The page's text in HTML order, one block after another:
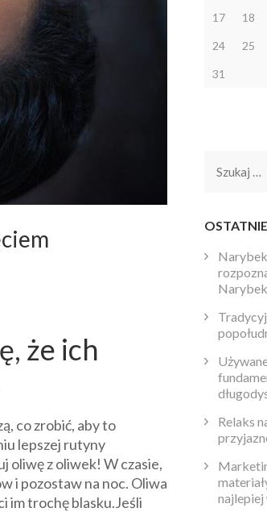
że ich
co zrobić, aby to
lepszej rutyny
oliwę z oliwek! W czasie,
i pozostaw na noc. Oliwa
im trochę blasku.Jeśli
17 18
24 25
31
Szukaj:
Relaks
najlepiej